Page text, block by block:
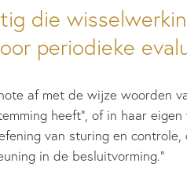
die
periodieke
af met de wijze woorden
heeft”, of in haar
van sturing en
in de besluitvorming.”